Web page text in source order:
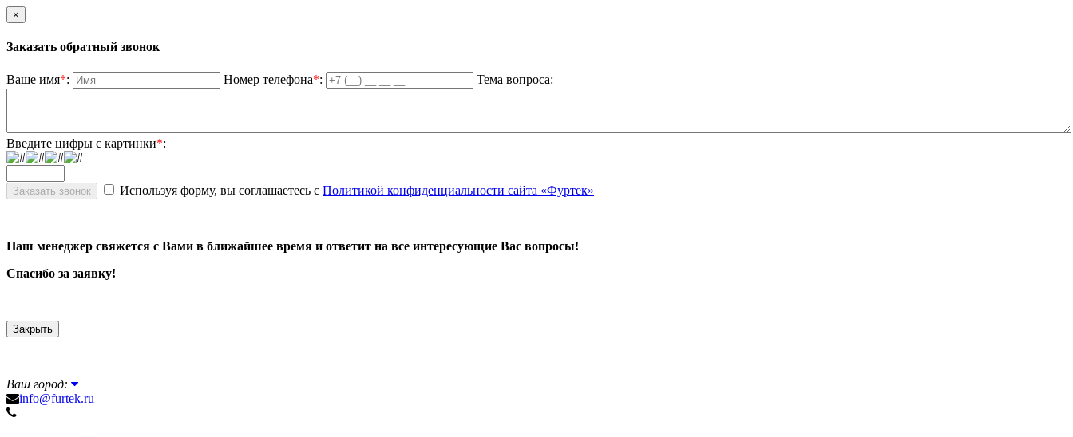
×
Заказать обратный звонок
Ваше имя*: Номер телефона*: Тема вопроса:
Введите цифры с картинки*:
Используя форму, вы соглашаетесь с Политикой конфиденциальности сайта «Фуртек»
Наш менеджер свяжется с Вами в ближайшее время и ответит на все интересующие Вас вопросы!
Спасибо за заявку!
Закрыть
Ваш город:
info@furtek.ru